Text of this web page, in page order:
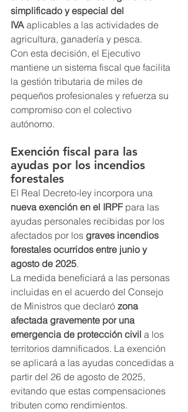
simplificado y especial del
IVA aplicables a las actividades de
agricultura, ganadería y pesca.
Con esta decisión, el Ejecutivo
mantiene un sistema fiscal que facilita
la gestión tributaria de miles de
pequeños profesionales y refuerza su
compromiso con el colectivo
autónomo.
Exención fiscal para las
ayudas por los incendios
forestales
El Real Decreto-ley incorpora una
nueva exención en el IRPF para las
ayudas personales recibidas por los
afectados por los graves incendios
forestales ocurridos entre junio y
agosto de 2025.
La medida beneficiará a las personas
incluidas en el acuerdo del Consejo
de Ministros que declaró zona
afectada gravemente por una
emergencia de protección civil a los
territorios damnificados. La exención
se aplicará a las ayudas concedidas a
partir del 26 de agosto de 2025,
evitando que estas compensaciones
tributen como rendimientos.